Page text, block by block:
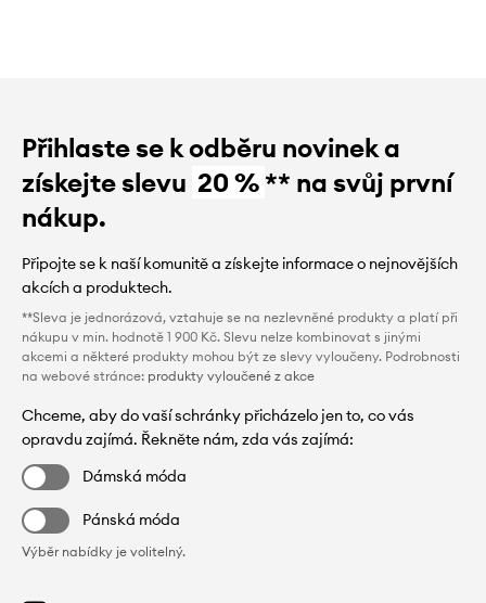
Přihlaste se k odběru novinek a
získejte slevu 20 %** na svůj první
nákup.
Připojte se k naší komunitě a získejte informace o nejnovějších
akcích a produktech.
**Sleva je jednorázová, vztahuje se na nezlevněné produkty a platí při
nákupu v min. hodnotě 1 900 Kč. Slevu nelze kombinovat s jinými
akcemi a některé produkty mohou být ze slevy vyloučeny. Podrobnosti
na webové stránce: produkty vyloučené z akce
Chceme, aby do vaší schránky přicházelo jen to, co vás
opravdu zajímá. Řekněte nám, zda vás zajímá:
Dámská móda
Pánská móda
Výběr nabídky je volitelný.